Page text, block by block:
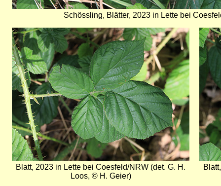
Schössling, Blätter, 2023 in Lette bei
Bild
Blatt, 2023 in Lette bei Coesfeld/NRW (det. G. H.
Loos, © H. Geier)
Bild